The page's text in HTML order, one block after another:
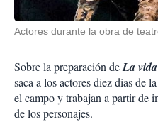
Actores durante la obra de
Sobre la preparación deLa
saca a los actores diez días de
el campo y trabajan a partir de
de los personajes.